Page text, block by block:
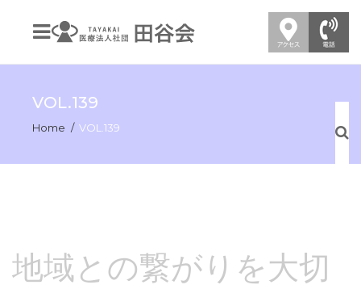
VOL.139
Home VOL.139
地域との繋がりを大切